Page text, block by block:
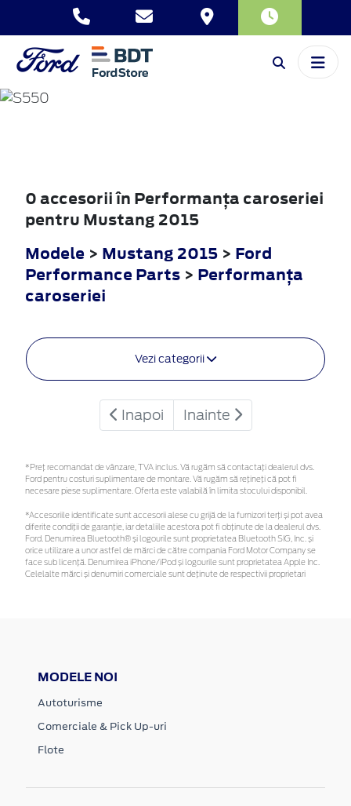
MUSTANG
0 accesorii în Performanţa caroseriei
pentru Mustang 2015
Modele > Mustang 2015 > Ford
Performance Parts > Performanţa
caroseriei
Vezi categorii
Inapoi Inainte
*Preţ recomandat de vânzare, TVA inclus. Vă rugăm să contactaţi dealerul dvs.
Ford pentru costuri suplimentare de montare. Vă rugăm să rețineți că pot fi
necesare piese suplimentare. Oferta este valabilă în limita stocului disponibil.
*Accesoriile identificate sunt accesorii alese cu grijă de la furnizori terți și pot avea
diferite condiții de garanție, iar detaliile acestora pot fi obținute de la dealerul dvs.
Ford. Denumirea Bluetooth® și logourile sunt proprietatea Bluetooth SIG, Inc. și
orice utilizare a unor astfel de mărci de către compania Ford Motor Company se
face sub licență. Denumirea iPhone/iPod și logourile sunt proprietatea Apple Inc.
Celelalte mărci și denumiri comerciale sunt deținute de respectivii proprietari
MODELE NOI
Autoturisme
Comerciale & Pick Up-uri
Flote